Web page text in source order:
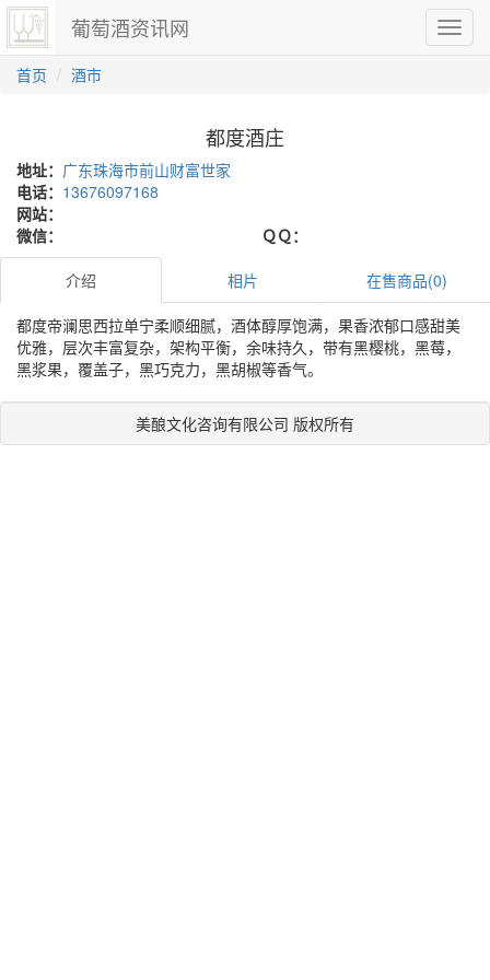
切
换
葡萄酒资讯网
首页 酒市
都度酒庄
地址： 广东珠海市前山财富世家
电话： 13676097168
网站：
微信：
ＱＱ：
介绍 相片 在售商品(0)
都度帝澜思西拉单宁柔顺细腻，酒体醇厚饱满，果香浓郁口感甜美
优雅，层次丰富复杂，架构平衡，余味持久，带有黑樱桃，黑莓，
黑浆果，覆盖子，黑巧克力，黑胡椒等香气。
美酿文化咨询有限公司 版权所有